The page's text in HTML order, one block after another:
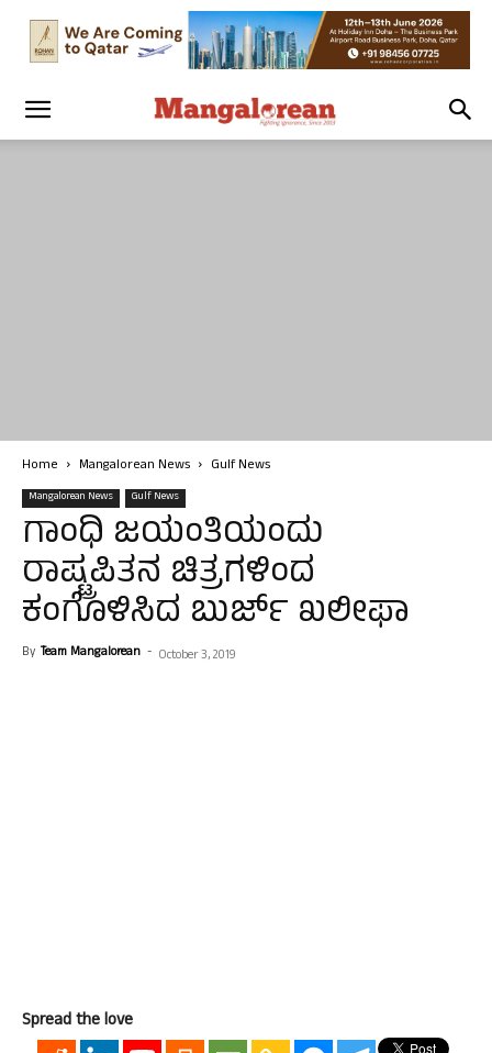
Home Mangalorean News Gulf News
Mangalorean News Gulf News
ಗಾಂಧಿ ಜಯಂತಿಯಂದು
ರಾಷ್ಟ್ರಪಿತನ ಚಿತ್ರಗಳಿಂದ
ಕಂಗೊಳಿಸಿದ ಬುರ್ಜ್ ಖಲೀಫಾ
By Team Mangalorean - October 3, 2019
Spread the love